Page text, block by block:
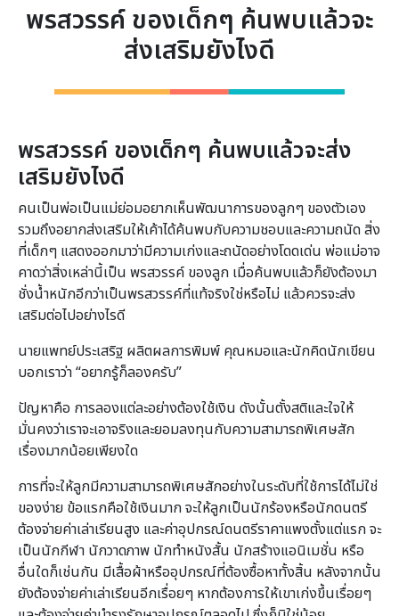
พรสวรรค์ ของเด็กๆ ค้นพบแล้วจะ
ส่งเสริมยังไงดี
พรสวรรค์ ของเด็กๆ ค้นพบแล้วจะส่ง
เสริมยังไงดี
คนเป็นพ่อเป็นแม่ย่อมอยากเห็นพัฒนาการของลูกๆ ของตัวเอง
รวมถึงอยากส่งเสริมให้เค้าได้ค้นพบกับความชอบและความถนัด สิ่ง
ที่เด็กๆ แสดงออกมาว่ามีความเก่งและถนัดอย่างโดดเด่น พ่อแม่อาจ
คาดว่าสิ่งเหล่านี้เป็น พรสวรรค์ ของลูก เมื่อค้นพบแล้วก็ยังต้องมา
ชั่งน้ำหนักอีกว่าเป็นพรสวรรค์ที่แท้จริงใช่หรือไม่ แล้วควรจะส่ง
เสริมต่อไปอย่างไรดี
นายแพทย์ประเสริฐ ผลิตผลการพิมพ์ คุณหมอและนักคิดนักเขียน
บอกเราว่า “อยากรู้ก็ลองครับ”
ปัญหาคือ การลองแต่ละอย่างต้องใช้เงิน ดังนั้นตั้งสติและใจให้
มั่นคงว่าเราจะเอาจริงและยอมลงทุนกับความสามารถพิเศษสัก
เรื่องมากน้อยเพียงใด
การที่จะให้ลูกมีความสามารถพิเศษสักอย่างในระดับที่ใช้การได้ไม่ใช่
ของง่าย ข้อแรกคือใช้เงินมาก จะให้ลูกเป็นนักร้องหรือนักดนตรี
ต้องจ่ายค่าเล่าเรียนสูง และค่าอุปกรณ์ดนตรีราคาแพงตั้งแต่แรก จะ
เป็นนักกีฬา นักวาดภาพ นักทำหนังสั้น นักสร้างแอนิเมชั่น หรือ
อื่นใดก็เช่นกัน มีเสื้อผ้าหรืออุปกรณ์ที่ต้องซื้อหาทั้งสิ้น หลังจากนั้น
ยังต้องจ่ายค่าเล่าเรียนอีกเรื่อยๆ หากต้องการให้เขาเก่งขึ้นเรื่อยๆ